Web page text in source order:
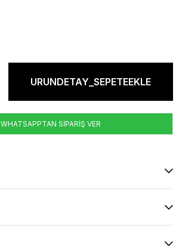
WHATSAPPTAN SİPARİŞ VER